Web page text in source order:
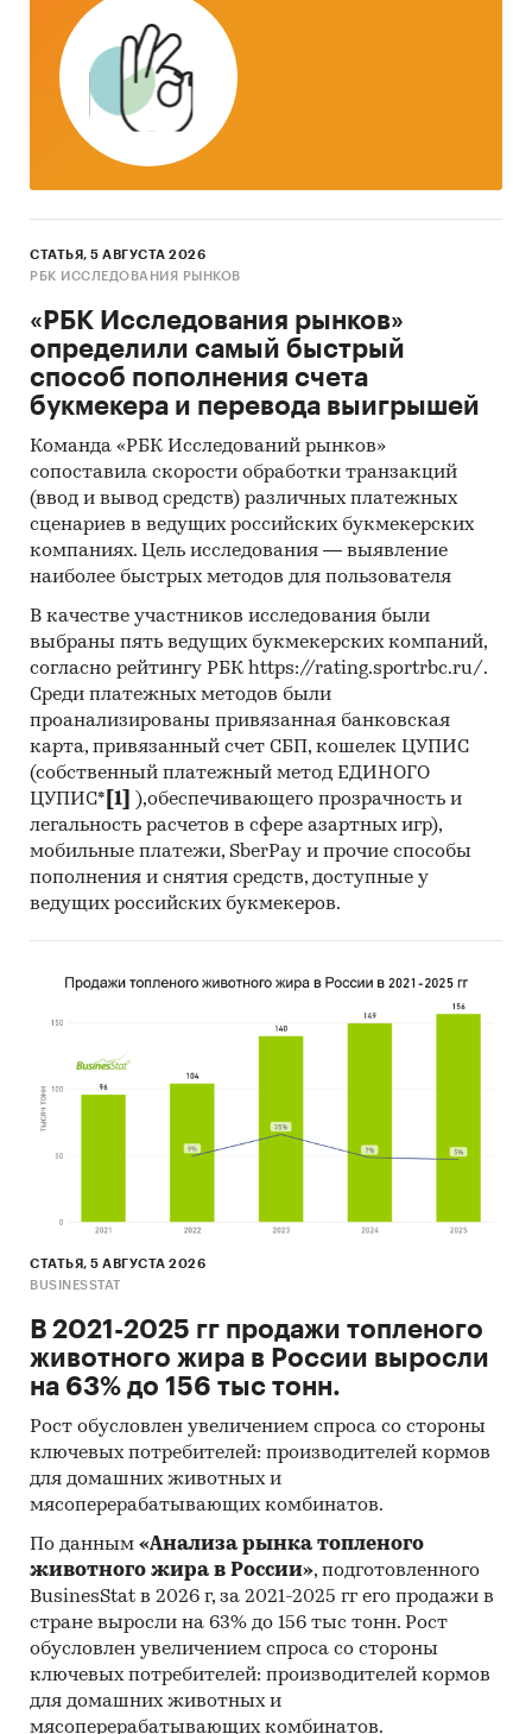
так называемые (1) Традиционный
(качественный) контент-анализ интервью и
документов и (2) Квантитативный
(количественный) анализ с применением
пакетов программ, к которым имеет доступ
наше агентство.
Контент-анализ выполняется в рамках
исследование). В общем виде целью
проанализировать ситуацию на рынке
вискозной нити и получить (рассчитать)
показатели, характеризующие его состояние в
настоящее время и в будущем.
Метод анализа данных
Базы данных Федеральной Таможенной
службы РФ, ФСГС РФ (Росстат).
Материалы DataMonitor, EuroMonitor,
Печатные и электронные деловые и
специализированные издания,
аналитические обзоры.
Ресурсы сети Интернет в России и мире.
Экспертные опросы.
Материалы участников отечественного и
мирового рынков.
Результаты исследований маркетинговых и
консалтинговых агентств.
данных.
Результаты ценовых мониторингов.
Материалы и базы данных статистики ООН
(United Nations Statistics Division:
Commodity Trade Statistics, Industrial
Commodity Statistics, Food and Agriculture
Материалы Международного Валютного
Материалы Всемирного банка (World Bank).
Материалы ВТО (World Trade Organization).
Материалы Организации экономического
сотрудничества и развития (Organization for
Economic Cooperation and Development).
Материалы International Trade Centre.
Материалы Index Mundi.
Результаты исследований DISCOVERY
Research Group.
Объем и структура выборки
Процедура контент-анализа документов не
предполагает расчета объема выборочной
совокупности. Обработке и анализу подлежат
СТАТЬЯ, 5 АВГУСТА 2026
РБК ИССЛЕДОВАНИЯ РЫНКОВ
«РБК Исследования рынков»
определили самый быстрый
способ пополнения счета
букмекера и перевода выигрышей
Команда «РБК Исследований рынков»
сопоставила скорости обработки транзакций
(ввод и вывод средств) различных платежных
сценариев в ведущих российских букмекерских
компаниях. Цель исследования — выявление
наиболее быстрых методов для пользователя
В качестве участников исследования были
выбраны пять ведущих букмекерских компаний,
согласно рейтингу РБК https://rating.sportrbc.ru/.
Среди платежных методов были
проанализированы привязанная банковская
карта, привязанный счет СБП, кошелек ЦУПИС
(собственный платежный метод ЕДИНОГО
ЦУПИС* [1]
),обеспечивающего прозрачность и
легальность расчетов в сфере азартных игр),
мобильные платежи, SberPay и прочие способы
пополнения и снятия средств, доступные у
ведущих российских букмекеров.
СТАТЬЯ, 5 АВГУСТА 2026
BUSINESSTAT
В 2021-2025 гг продажи топленого
животного жира в России выросли
на 63% до 156 тыс тонн.
Рост обусловлен увеличением спроса со стороны
ключевых потребителей: производителей кормов
для домашних животных и
мясоперерабатывающих комбинатов.
По данным «Анализа рынка топленого
животного жира в России», подготовленного
BusinesStat в 2026 г, за 2021-2025 гг его продажи в
стране выросли на 63% до 156 тыс тонн. Рост
обусловлен увеличением спроса со стороны
ключевых потребителей: производителей кормов
для домашних животных и
мясоперерабатывающих комбинатов.